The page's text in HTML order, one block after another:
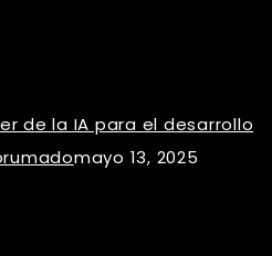
de la IA para el desarrollo
mayo 13, 2025